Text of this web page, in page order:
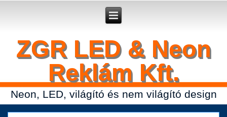
- manage keys and track assets with real-time updates.
ZGR LED & Neon
Reklám Kft.
Neon, LED, világító és nem világító design